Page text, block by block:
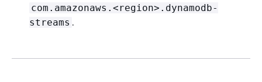
com.amazonaws.<region>.dynamodb-
streams .